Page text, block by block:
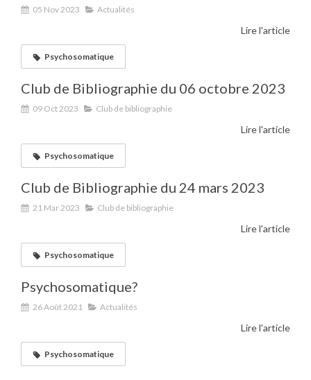
05 Nov 2023 Actualités
Lire l'article
Psychosomatique
Club de Bibliographie du 06 octobre 2023
09 Oct 2023 Club de bibliographie
Lire l'article
Psychosomatique
Club de Bibliographie du 24 mars 2023
21 Mar 2023 Club de bibliographie
Lire l'article
Psychosomatique
Psychosomatique?
26 Août 2021 Actualités
Lire l'article
Psychosomatique